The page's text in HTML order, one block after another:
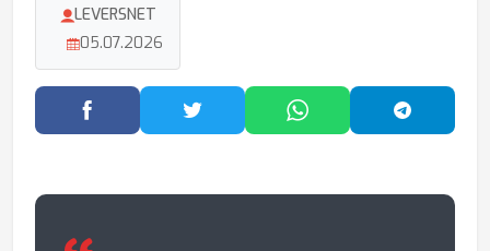
LEVERSNET
05.07.2026
Facebook'ta PaylaşTwitter'da PaylaşWhatsApp'ta Paylaş